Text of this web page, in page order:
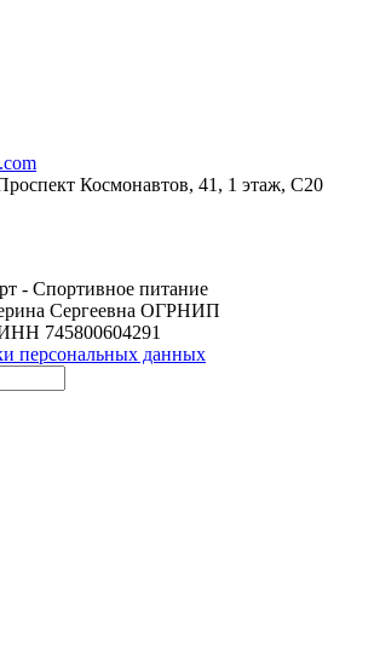
Космонавтов, 41, 1 этаж, С20
- Спортивное питание
Сергеевна ОГРНИП
745800604291
персональных данных